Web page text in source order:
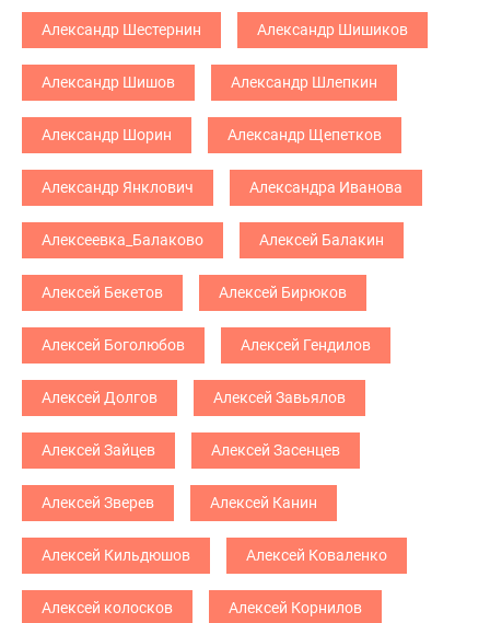
Александр Шестернин Александр Шишиков
Александр Шишов Александр Шлепкин
Александр Шорин Александр Щепетков
Александр Янклович Александра Иванова
Алексеевка_Балаково Алексей Балакин
Алексей Бекетов Алексей Бирюков
Алексей Боголюбов Алексей Гендилов
Алексей Долгов Алексей Завьялов
Алексей Зайцев Алексей Засенцев
Алексей Зверев Алексей Канин
Алексей Кильдюшов Алексей Коваленко
Алексей колосков Алексей Корнилов